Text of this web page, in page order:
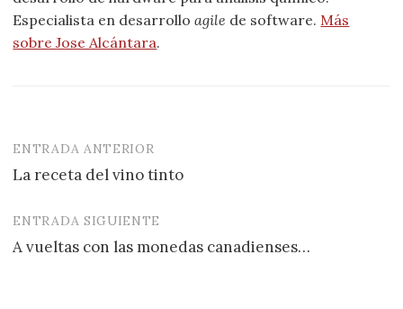
Especialista en desarrolloagile de software. Más
sobre Jose Alcántara.
Navegación
de
entradas
ENTRADA ANTERIOR
La receta del vino tinto
ENTRADA SIGUIENTE
A vueltas con las monedas canadienses…